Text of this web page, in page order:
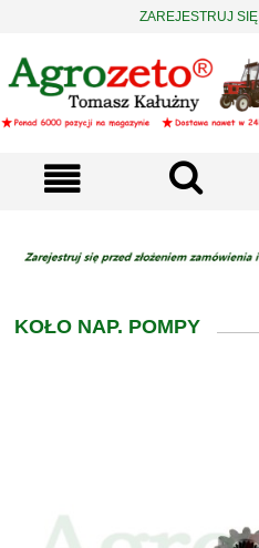
ZAREJESTRUJ SIĘ
KOŁO NAP. POMPY